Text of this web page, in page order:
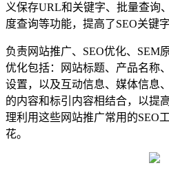
义保存URL和关键字、批量查询
度查询等功能，提高了SEO关键
负责网站推广、SEO优化、SEM
优化包括：网站标题、产品名称
设置，以及互动信息、媒体信息
的内容和标引内容相结合，以提
理利用这些网站推广常用的SEO
花。